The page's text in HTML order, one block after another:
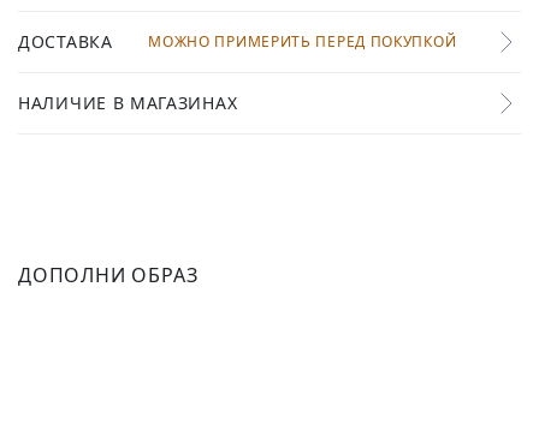
ДОСТАВКА МОЖНО ПРИМЕРИТЬ ПЕРЕД ПОКУПКОЙ
НАЛИЧИЕ В МАГАЗИНАХ
ДОПОЛНИ ОБРАЗ